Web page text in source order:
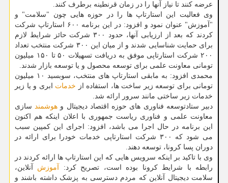
عرضه کنند تا نیاز آنها را در زمان قرنطینه برطرف کنند.
وی فعالیت این استارتاپ ها را در حوزه هایی چون "سلامت" و
"آموزش" عنوان نمود و افزود: در این برنامه ۶۰۰ استارتاپ شرکت
کردند که بعد از ارزیابی آنها، حدود ۳۰۰ شرکت حائز شرایط لازم
برای حمایت شناسایی شدند و از میان این ۳۰۰ شرکت منتخب تعداد
۲۰۰ شرکت استارتاپی موفق به دریافت تسهیلات ۵۰ تا ۱۵۰ میلیون
تومانی معاونت علمی برای توسعه محصول و یا توسعه بازار شدند.
محمدی افزود: به مابقی استارتاپ های منتخب، سوبسید ۱۰ میلیون
تومانی برای توسعه زیر ساخت ها، استفاده از خدمات ابری و یا زیر
خدمات زیر ساختی مانند سرور ارائه شد.
دبیر ستادتوسعه فناوری های حوزه اقتصاد دیجیتال و هوشمند سازی
معاونت علمی و فناوری ریاست جمهوری با اعلان اینکه هم اکنون
این برنامه در حال اجرا می باشد، افزود: اجرای این کمپین سبب
می شود که ۳۰۰ شرکت استارتاپی خدمات خودرا برای ارائه در
دوران پسا کرونا، توسعه دهند.
وی با تاکید بر اینکه سرویس هایی که این استارتاپ ها ارائه کردند در
رابطه با شرایط کرونا بوده است، تصریح کرد: آموزش آنلاین،
سلامت دیجیتال آنلاین که مردم دسترسی به پزشک داشته باشند و